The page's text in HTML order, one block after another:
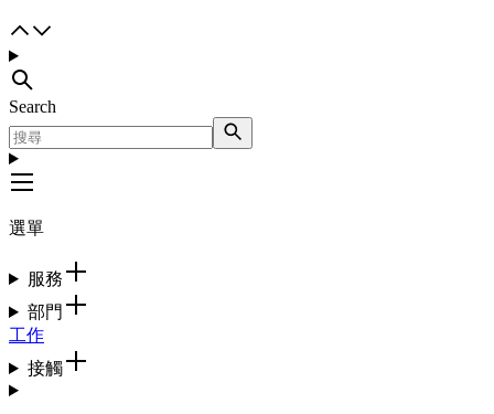
Search
選單
服務
部門
工作
接觸